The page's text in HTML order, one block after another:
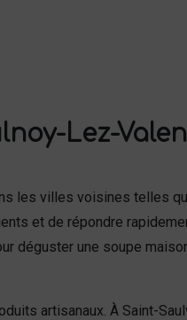
Lez-
les villes voisines telles
et de répondre
déguster une soupe
artisanaux. À Saint-